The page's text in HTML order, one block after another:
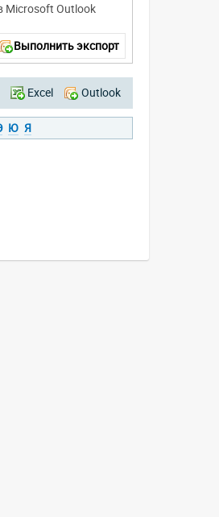
Microsoft Outlook
Выполнить экспорт
Excel Outlook
Ю Я